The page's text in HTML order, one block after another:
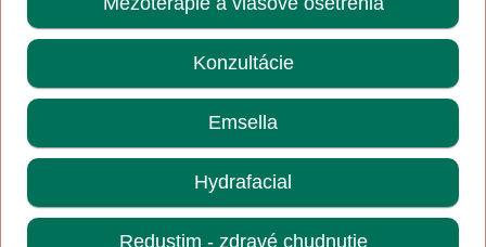
Konzultácie
Emsella
Hydrafacial
Redustim - zdravé chudnutie